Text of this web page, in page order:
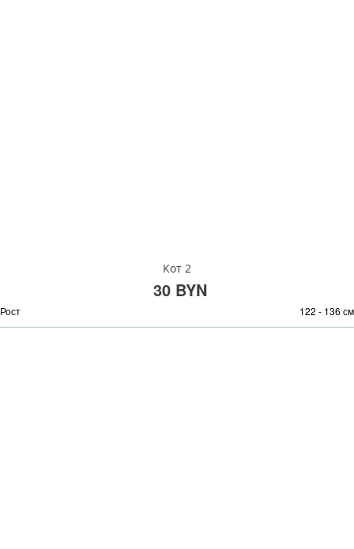
Кот 2
30 BYN
Рост 122 - 136 см